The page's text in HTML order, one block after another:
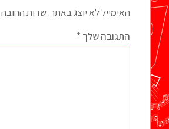
האימייל לא יוצג באתר. שדות
התגובה שלך *